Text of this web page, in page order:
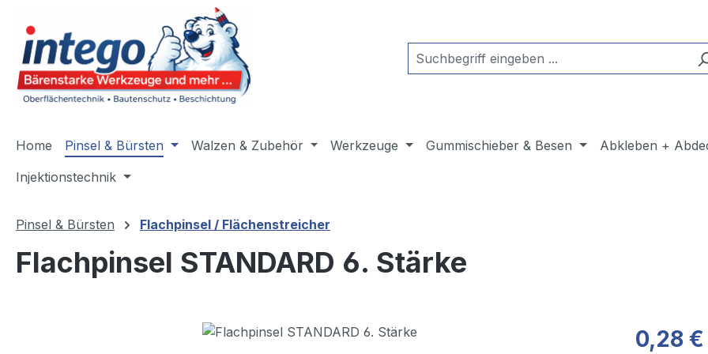
Zur Hauptnavigation springen
Home Pinsel & Bürsten Walzen & Zubehör Werkzeuge Gummischieber & Besen Abkleben +
Injektionstechnik
Pinsel & Bürsten Flachpinsel / Flächenstreicher
Flachpinsel STANDARD 6. Stärke
0,28 €